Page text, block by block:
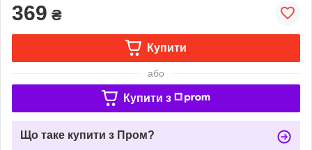
369 ₴
Купити
або
Купити з
Що таке купити з Пром?